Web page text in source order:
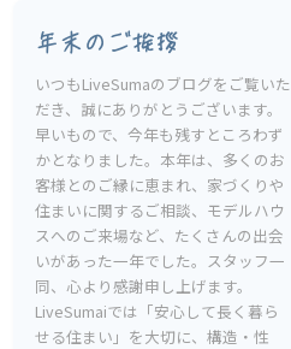
年末のご挨拶
いつもLiveSumaのブログをご覧いた
だき、誠にありがとうございます。
早いもので、今年も残すところわず
かとなりました。本年は、多くのお
客様とのご縁に恵まれ、家づくりや
住まいに関するご相談、モデルハウ
スへのご来場など、たくさんの出会
いがあった一年でした。スタッフ一
同、心より感謝申し上げます。
LiveSumaiでは「安心して長く暮ら
せる住まい」を大切に、構造・性